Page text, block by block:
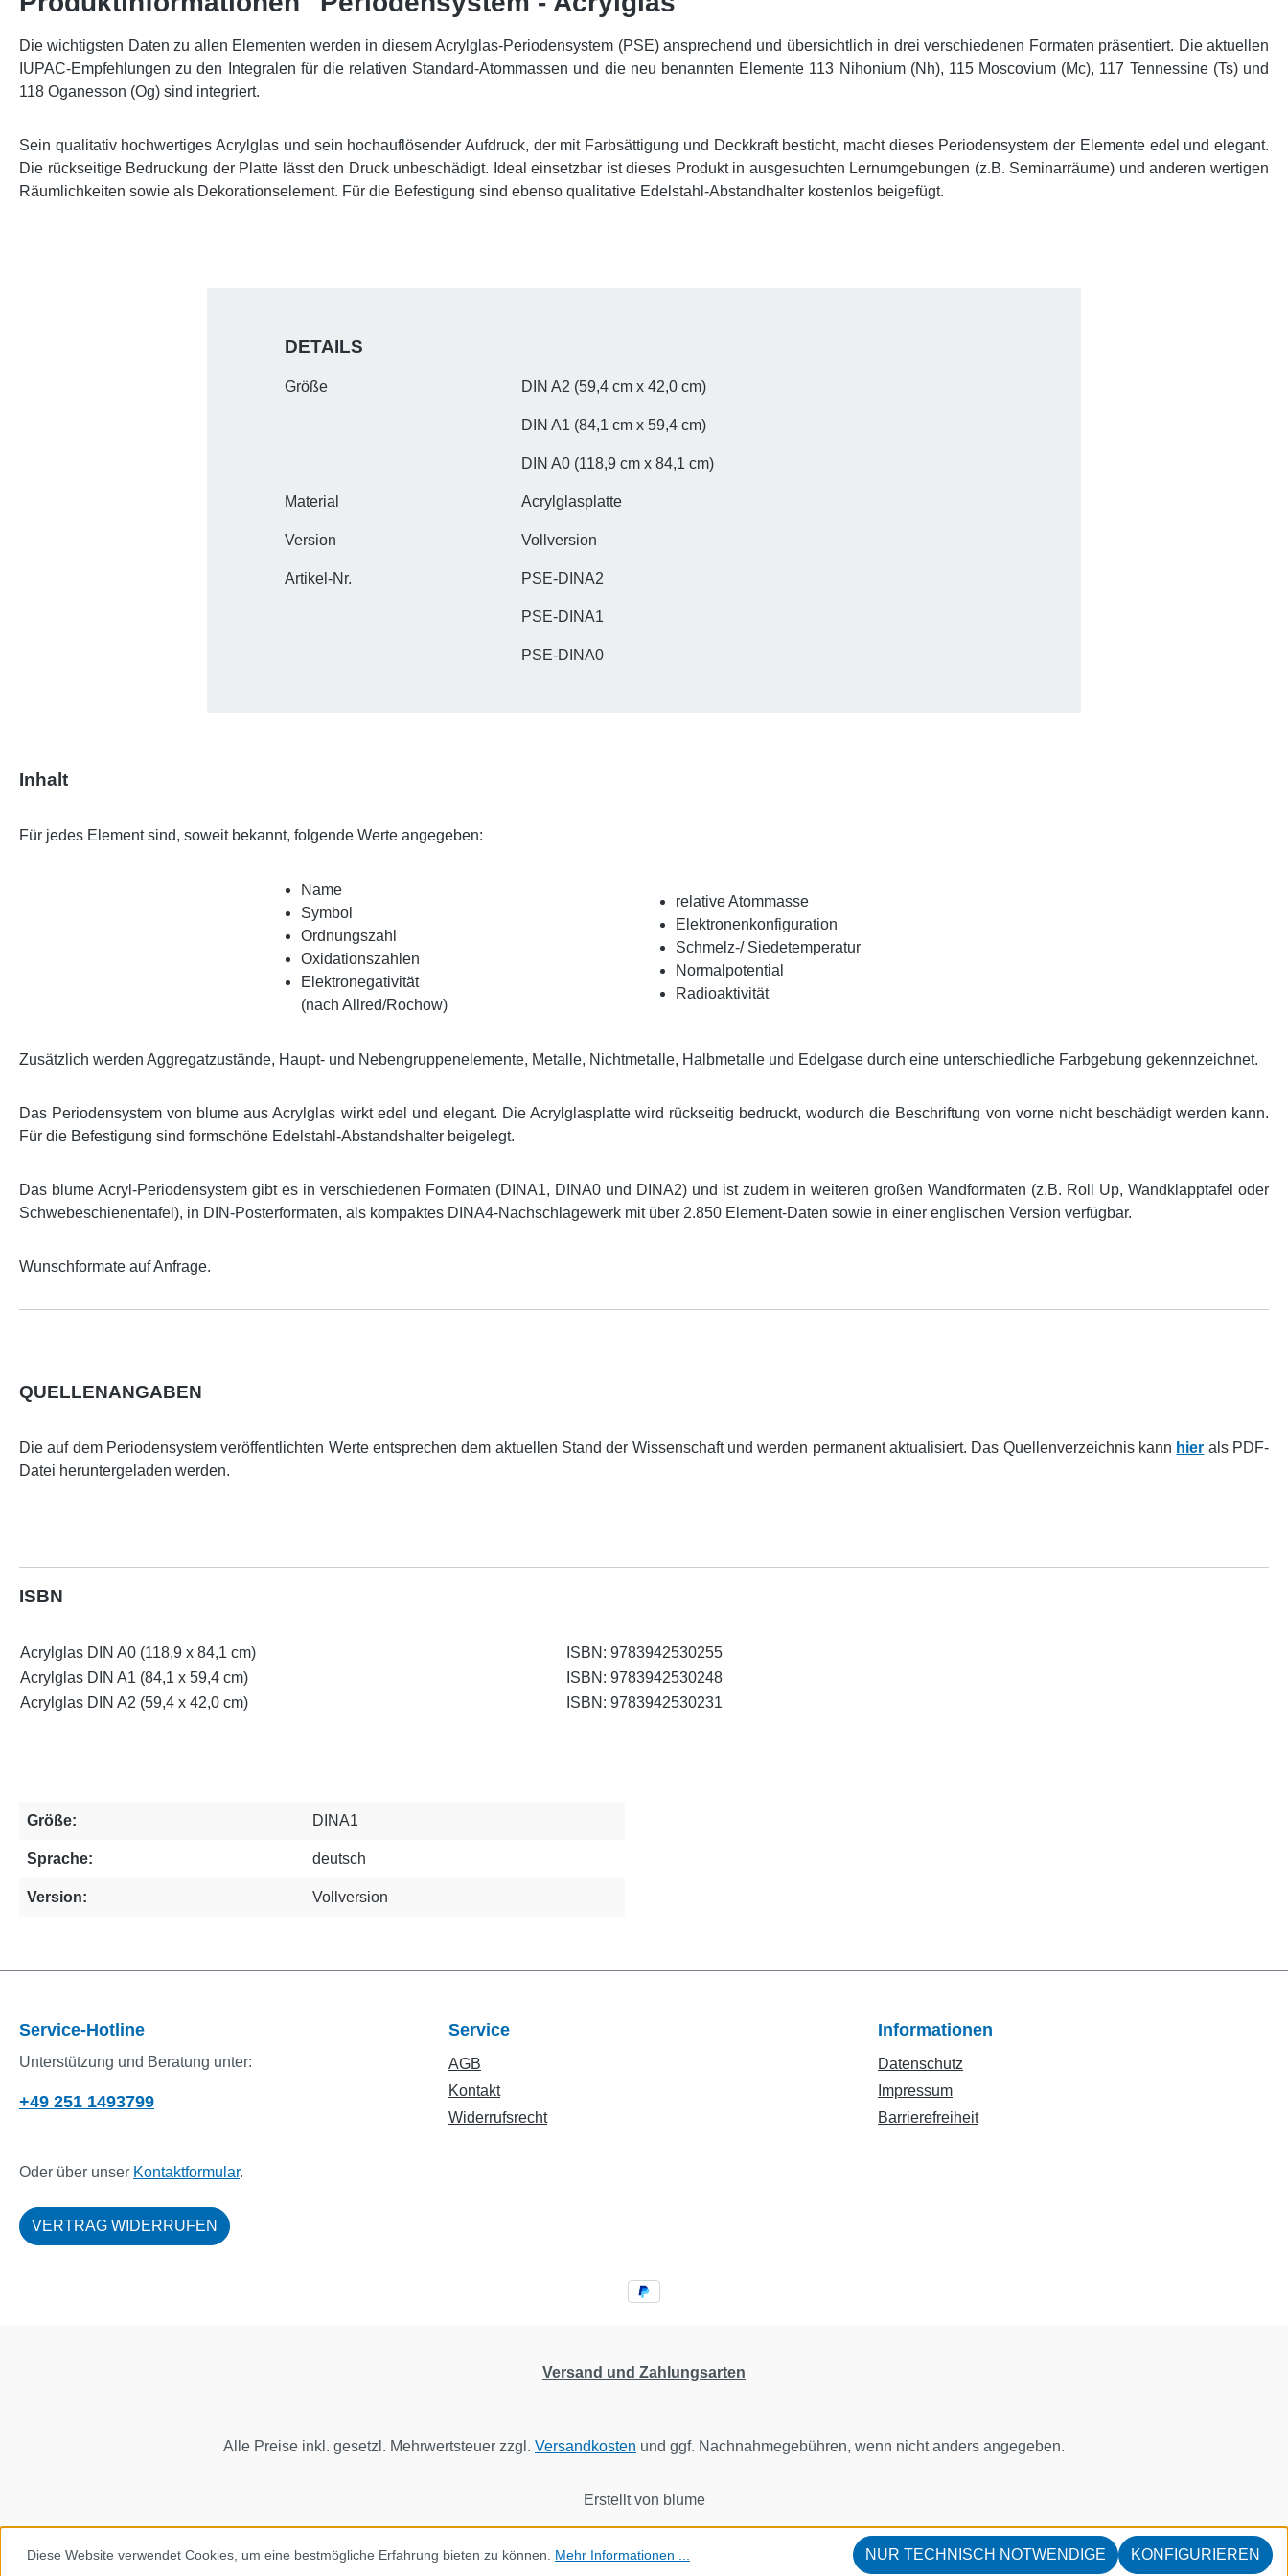
Die wichtigsten Daten zu allen Elementen werden in diesem Acrylglas-Periodensystem (PSE) ansprechend und übersichtlich in drei verschiedenen Formaten präsentiert. Die aktuellen
IUPAC-Empfehlungen zu den Integralen für die relativen Standard-Atommassen und die neu benannten Elemente 113 Nihonium (Nh), 115 Moscovium (Mc), 117 Tennessine (Ts) und
118 Oganesson (Og) sind integriert.
Sein qualitativ hochwertiges Acrylglas und sein hochauflösender Aufdruck, der mit Farbsättigung und Deckkraft besticht, macht dieses Periodensystem der Elemente edel und elegant.
Die rückseitige Bedruckung der Platte lässt den Druck unbeschädigt. Ideal einsetzbar ist dieses Produkt in ausgesuchten Lernumgebungen (z.B. Seminarräume) und anderen wertigen
Räumlichkeiten sowie als Dekorationselement. Für die Befestigung sind ebenso qualitative Edelstahl-Abstandhalter kostenlos beigefügt.
DETAILS
Größe DIN A2 (59,4 cm x 42,0 cm)
DIN A1 (84,1 cm x 59,4 cm)
DIN A0 (118,9 cm x 84,1 cm)
Material Acrylglasplatte
Version Vollversion
Artikel-Nr. PSE-DINA2
PSE-DINA1
PSE-DINA0
Inhalt
Für jedes Element sind, soweit bekannt, folgende Werte angegeben:
Name
Symbol
Ordnungszahl
Oxidationszahlen
Elektronegativität
(nach Allred/Rochow)
relative Atommasse
Elektronenkonfiguration
Schmelz-/ Siedetemperatur
Normalpotential
Radioaktivität
Zusätzlich werden Aggregatzustände, Haupt- und Nebengruppenelemente, Metalle, Nichtmetalle, Halbmetalle und Edelgase durch eine unterschiedliche Farbgebung gekennzeichnet.
Das Periodensystem von blume aus Acrylglas wirkt edel und elegant. Die Acrylglasplatte wird rückseitig bedruckt, wodurch die Beschriftung von vorne nicht beschädigt werden kann.
Für die Befestigung sind formschöne Edelstahl-Abstandshalter beigelegt.
Das blume Acryl-Periodensystem gibt es in verschiedenen Formaten (DINA1, DINA0 und DINA2) und ist zudem in weiteren großen Wandformaten (z.B. Roll Up, Wandklapptafel oder
Schwebeschienentafel), in DIN-Posterformaten, als kompaktes DINA4-Nachschlagewerk mit über 2.850 Element-Daten sowie in einer englischen Version verfügbar.
Wunschformate auf Anfrage.
QUELLENANGABEN
Die auf dem Periodensystem veröffentlichten Werte entsprechen dem aktuellen Stand der Wissenschaft und werden permanent aktualisiert. Das Quellenverzeichnis kann hier als PDF-
Datei heruntergeladen werden.
ISBN
Acrylglas DIN A0 (118,9 x 84,1 cm)
ISBN: 9783942530255
Acrylglas DIN A1 (84,1 x 59,4 cm)
ISBN: 9783942530248
Acrylglas DIN A2 (59,4 x 42,0 cm)
ISBN: 9783942530231
Größe: DINA1
Sprache: deutsch
Version: Vollversion
Service-Hotline
Unterstützung und Beratung unter:
+49 251 1493799
Oder über unser Kontaktformular.
VERTRAG WIDERRUFEN
Service
AGB
Kontakt
Widerrufsrecht
Informationen
Datenschutz
Impressum
Barrierefreiheit
Versand und Zahlungsarten
Alle Preise inkl. gesetzl. Mehrwertsteuer zzgl. Versandkosten und ggf. Nachnahmegebühren, wenn nicht anders angegeben.
Erstellt von blume
Diese Website verwendet Cookies, um eine bestmögliche Erfahrung bieten zu können. Mehr Informationen ... NUR TECHNISCH NOTWENDIGE KONFIGURIEREN